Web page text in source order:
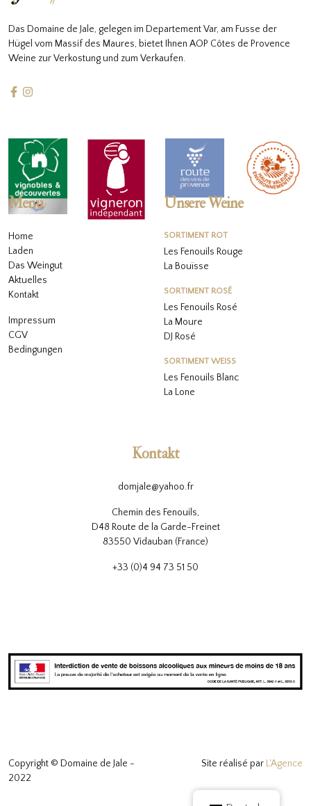
Das Domaine de Jale, gelegen im Departement Var, am Fusse der
Hügel vom Massif des Maures, bietet Ihnen AOP Côtes de Provence
Weine zur Verkostung und zum Verkaufen.
Menu
Home
Laden
Das Weingut
Aktuelles
Kontakt
Impressum
CGV
Bedingungen
Unsere Weine
SORTIMENT ROT
Les Fenouils Rouge
La Bouïsse
SORTIMENT ROSÉ
Les Fenouils Rosé
La Moure
DJ Rosé
SORTIMENT WEISS
Les Fenouils Blanc
La Lone
Kontakt
domjale@yahoo.fr
Chemin des Fenouils,
D48 Route de la Garde-Freinet
83550 Vidauban (France)
+33 (0)4 94 73 51 50
Copyright © Domaine de Jale -
2022
Site réalisé par L'Agence